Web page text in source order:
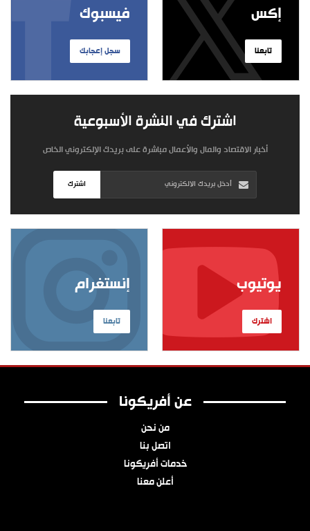
فيسبوك
سجل إعجابك
إكس
تابعنا
اشترك في النشرة الأسبوعية
أخبار الاقتصاد والمال والأعمال مباشرة على بريدك الإلكتروني الخاص
اشترك
إنستغرام
تابعنا
يوتيوب
اشترك
عن أفريكونا
من نحن
اتصل بنا
خدمات أفريكونا
أعلن معنا